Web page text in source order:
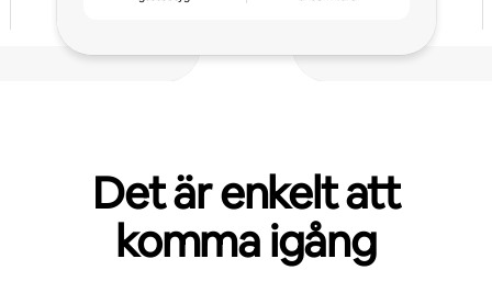
Det är enkelt att
komma igång